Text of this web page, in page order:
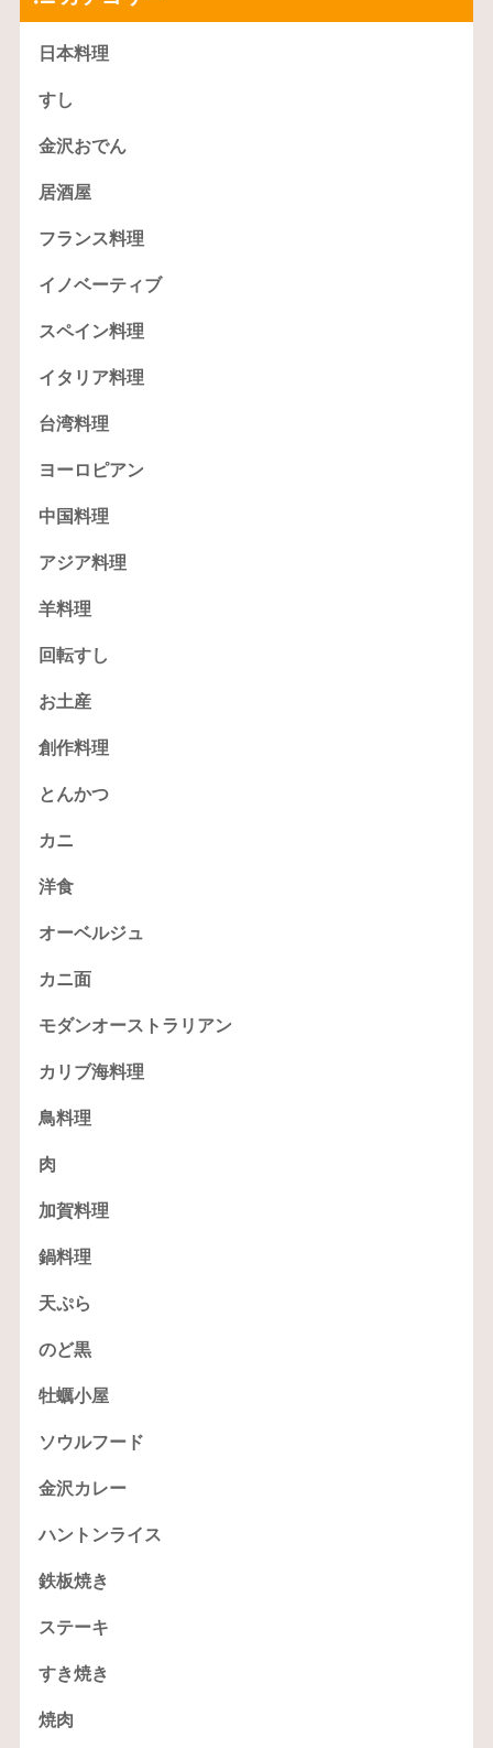
日本料理
すし
金沢おでん
居酒屋
フランス料理
イノベーティブ
スペイン料理
イタリア料理
台湾料理
ヨーロピアン
中国料理
アジア料理
羊料理
回転すし
お土産
創作料理
とんかつ
カニ
洋食
オーベルジュ
カニ面
モダンオーストラリアン
カリブ海料理
鳥料理
肉
加賀料理
鍋料理
天ぷら
のど黒
牡蠣小屋
ソウルフード
金沢カレー
ハントンライス
鉄板焼き
ステーキ
すき焼き
焼肉